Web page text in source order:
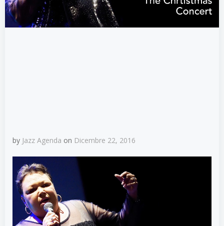
by Jazz Agenda on Dicembre 22, 2016